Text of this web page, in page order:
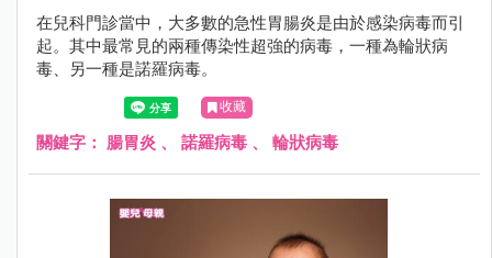
在兒科門診當中，大多數的急性胃腸炎是由於感染病毒而引
起。其中最常見的兩種傳染性超強的病毒，一種為輪狀病
毒、另一種是諾羅病毒。
收藏
關鍵字： 腸胃炎 、 諾羅病毒 、 輪狀病毒